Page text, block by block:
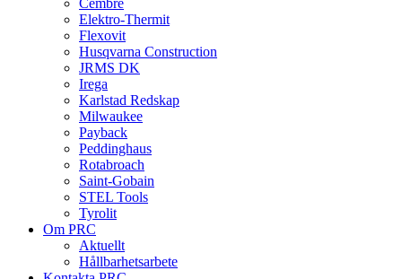
Cembre
Elektro-Thermit
Flexovit
Husqvarna Construction
JRMS DK
Irega
Karlstad Redskap
Milwaukee
Payback
Peddinghaus
Rotabroach
Saint-Gobain
STEL Tools
Tyrolit
Om PRC
Aktuellt
Hållbarhetsarbete